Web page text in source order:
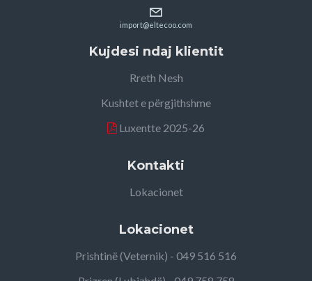
import@eltecoo.com
Kujdesi ndaj klientit
Rreth Nesh
Kushtet e përgjithshme
Luxentte 2025-26
Kontakti
Lokacionet
Lokacionet
Prishtinë (Veternik) - 049 516 516